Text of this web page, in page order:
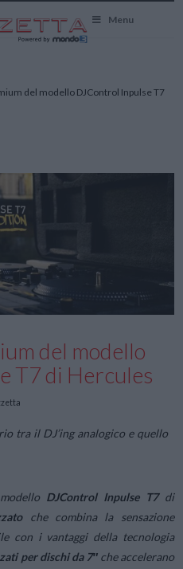
Menu
del modello DJControl Inpulse T7
del modello
T7 di Hercules
tra il DJ’ing analogico e quello
DJControl Inpulse T7di
che combina la sensazione
con i vantaggi della tecnologia
per dischi da 7″che accelerano